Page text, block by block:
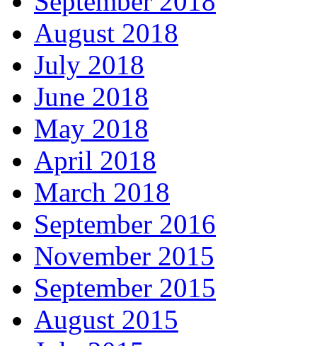
August 2018
July 2018
June 2018
May 2018
April 2018
March 2018
September 2016
November 2015
September 2015
August 2015